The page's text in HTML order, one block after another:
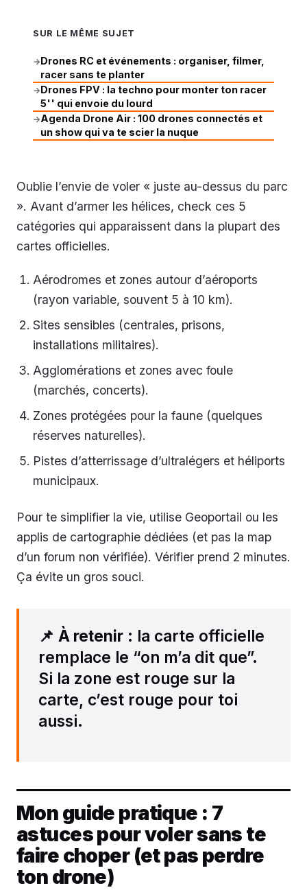
SUR LE MÊME SUJET
→Drones RC et événements : organiser, filmer,
racer sans te planter
→Drones FPV : la techno pour monter ton racer
5'' qui envoie du lourd
→Agenda Drone Air : 100 drones connectés et
un show qui va te scier la nuque
Oublie l’envie de voler « juste au-dessus du parc
». Avant d’armer les hélices, check ces 5
catégories qui apparaissent dans la plupart des
cartes officielles.
Aérodromes et zones autour d’aéroports
(rayon variable, souvent 5 à 10 km).
Sites sensibles (centrales, prisons,
installations militaires).
Agglomérations et zones avec foule
(marchés, concerts).
Zones protégées pour la faune (quelques
réserves naturelles).
Pistes d’atterrissage d’ultralégers et héliports
municipaux.
Pour te simplifier la vie, utilise Geoportail ou les
applis de cartographie dédiées (et pas la map
d’un forum non vérifiée). Vérifier prend 2 minutes.
Ça évite un gros souci.
📌 À retenir : la carte officielle
remplace le “on m’a dit que”.
Si la zone est rouge sur la
carte, c’est rouge pour toi
aussi.
Mon guide pratique : 7
astuces pour voler sans te
faire choper (et pas perdre
ton drone)